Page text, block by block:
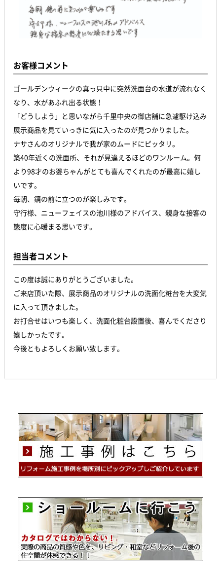
お客様コメント
ゴールデンウィークの真っ只中に突然洗面台の水道が流れなく
なり、水があふれ出る状態！
「どうしよう」と思いながら千里中央の御店舗に急遽駆け込み
展示商品を見ていっきに気に入ったのが見つかりました。
ナサさんのオリジナルで我が家のムードにピッタリ。
築40年近くの洗面所、それが見違えるほどのワンルーム。何
より98才のお婆ちゃんがとても喜んでくれたのが最高に嬉し
いです。
毎朝、鏡の前に立つのが楽しみです。
守行様、ニューフェイスの池川様のアドバイス、親身な接客の
態度に心暖まる思いです。
担当者コメント
この度は誠にありがとうございました。
ご来店頂いた際、展示商品のオリジナルの洗面化粧台を大変気
に入って頂きました。
お打合せはいつも楽しく、洗面化粧台設置後、喜んでくださり
嬉しかったです。
今後ともよろしくお願い致します。